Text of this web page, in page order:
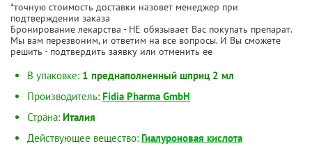
*точную стоимость доставки назовет менеджер при
подтверждении заказа
Бронирование лекарства - НЕ обязывает Вас покупать препарат.
Мы вам перезвоним, и ответим на все вопросы. И Вы сможете
решить - подтвердить заявку или отменить ее
В упаковке: 1 преднаполненный шприц 2 мл
Производитель: Fidia Pharma GmbH
Страна: Италия
Действующее вещество: Гиалуроновая кислота